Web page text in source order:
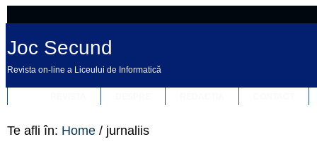
Joc Secund
Revista on-line a Liceului de Informatică
Te afli în: Home / jurnaliis